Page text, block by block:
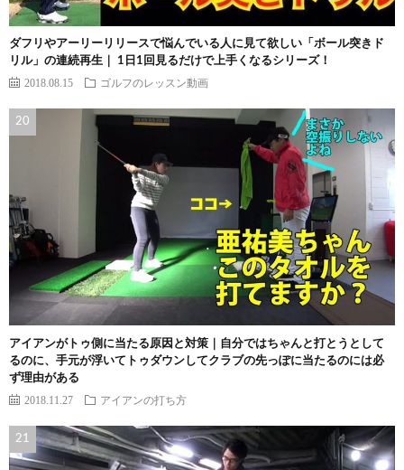
ダフリやアーリーリリースで悩んでいる人に見て欲しい「ボール突きド
リル」の連続再生｜ 1日1回見るだけで上手くなるシリーズ！
2018.08.15 ゴルフのレッスン動画
アイアンがトゥ側に当たる原因と対策｜自分ではちゃんと打とうとして
るのに、手元が浮いてトゥダウンしてクラブの先っぽに当たるのには必
ず理由がある
2018.11.27 アイアンの打ち方